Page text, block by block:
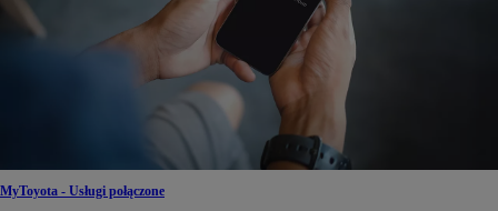
MyToyota - Usługi połączone